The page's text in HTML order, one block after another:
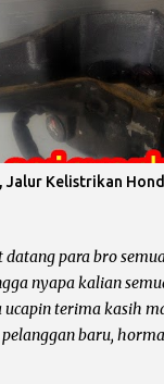
cara di korter dan
besar sesuai
biasanya
OS 25, OS 50, OS
ini. Contoh
berarti : Overize 25
diameter piston
diameter
49,50 mm. Overize
mm maka diameter
Kelistrikan
datang para bro
nyapa kalian
ucapin terima kasih
baru,